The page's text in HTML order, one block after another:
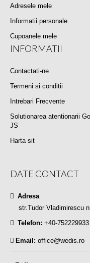
Adresele mele
Informatii personale
Cupoanele mele
INFORMATII
Contactati-ne
Termeni si conditii
Intrebari Frecvente
Solutionarea atentionarii
JS
Harta sit
DATE CONTACT
Adresa
str.Tudor Vladimirescu
Telefon: +40-752229933
Email: office@wedis.ro